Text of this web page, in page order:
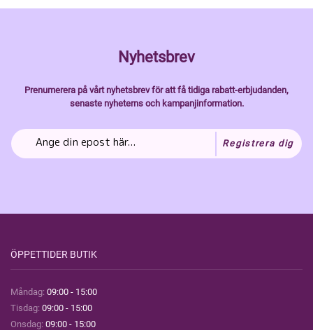
Nyhetsbrev
Prenumerera på vårt nyhetsbrev för att få tidiga rabatt-erbjudanden,
senaste nyheterns och kampanjinformation.
Registrera dig
ÖPPETTIDER BUTIK
Måndag: 09:00 - 15:00
Tisdag: 09:00 - 15:00
Onsdag: 09:00 - 15:00